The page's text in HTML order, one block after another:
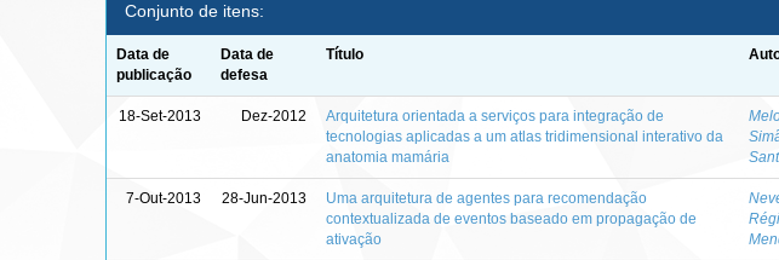
Conjunto de itens:
Data de
publicação
Data de
defesa
Título
18-Set-2013 Dez-2012
Arquitetura orientada a serviços para integração de
tecnologias aplicadas a um atlas tridimensional interativo da
anatomia mamária
7-Out-2013 28-Jun-2013
Uma arquitetura de agentes para recomendação
contextualizada de eventos baseado em propagação de
ativação